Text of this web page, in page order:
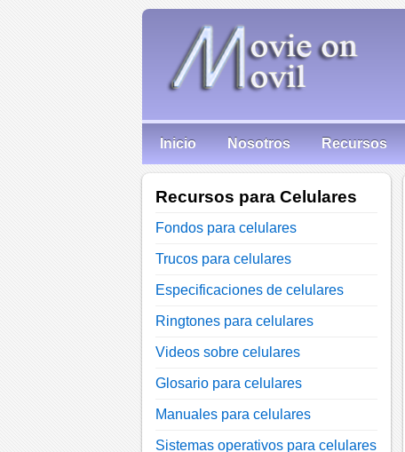
Inicio Nosotros Recursos
Recursos para Celulares
Fondos para celulares
Trucos para celulares
Especificaciones de celulares
Ringtones para celulares
Videos sobre celulares
Glosario para celulares
Manuales para celulares
Sistemas operativos para celulares